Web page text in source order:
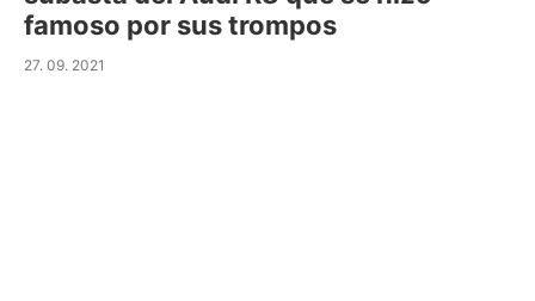
famoso por sus trompos
27. 09. 2021